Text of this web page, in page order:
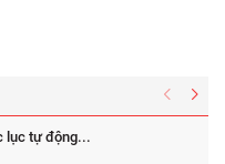
lục tự động...